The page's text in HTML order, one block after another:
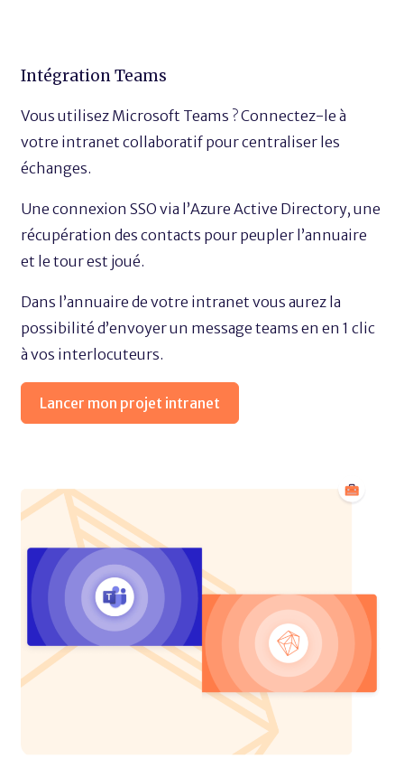
Intégration Teams
Vous utilisez Microsoft Teams ? Connectez-le à
votre intranet collaboratif pour centraliser les
échanges.
Une connexion SSO via l’Azure Active Directory, une
récupération des contacts pour peupler l’annuaire
et le tour est joué.
Dans l’annuaire de votre intranet vous aurez la
possibilité d’envoyer un message teams en en 1 clic
à vos interlocuteurs.
Lancer mon projet intranet